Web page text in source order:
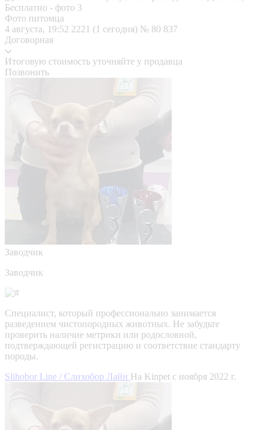
Фото питомца
4 августа, 19:52 2221 (1 сегодня) № 80 837
Договорная
Итоговую стоимость уточняйте у продавца
Позвонить
Заводчик
Заводчик
Специалист, который профессионально занимается
разведением чистопородных животных. Не забудьте
проверить наличие метрики или родословной,
подтверждающей регистрацию и соответствие стандарту
породы.
Slihobor Line / Слихобор Лайн На Kinpet c ноября 2022 г.